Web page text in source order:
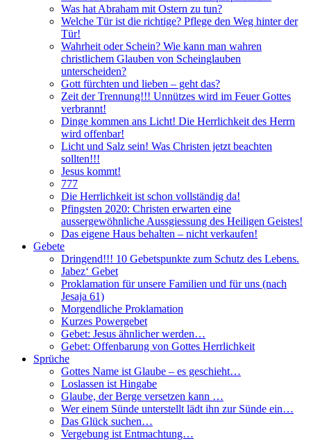
Was hat Abraham mit Ostern zu tun?
Welche Tür ist die richtige? Pflege den Weg hinter der
Tür!
Wahrheit oder Schein? Wie kann man wahren
christlichem Glauben von Scheinglauben
unterscheiden?
Gott fürchten und lieben – geht das?
Zeit der Trennung!!! Unnützes wird im Feuer Gottes
verbrannt!
Dinge kommen ans Licht! Die Herrlichkeit des Herrn
wird offenbar!
Licht und Salz sein! Was Christen jetzt beachten
sollten!!!
Jesus kommt!
777
Die Herrlichkeit ist schon vollständig da!
Pfingsten 2020: Christen erwarten eine
aussergewöhnliche Aussgiessung des Heiligen Geistes!
Das eigene Haus behalten – nicht verkaufen!
Gebete
Dringend!!! 10 Gebetspunkte zum Schutz des Lebens.
Jabez‘ Gebet
Proklamation für unsere Familien und für uns (nach
Jesaja 61)
Morgendliche Proklamation
Kurzes Powergebet
Gebet: Jesus ähnlicher werden…
Gebet: Offenbarung von Gottes Herrlichkeit
Sprüche
Gottes Name ist Glaube – es geschieht…
Loslassen ist Hingabe
Glaube, der Berge versetzen kann …
Wer einem Sünde unterstellt lädt ihn zur Sünde ein…
Das Glück suchen…
Vergebung ist Entmachtung…